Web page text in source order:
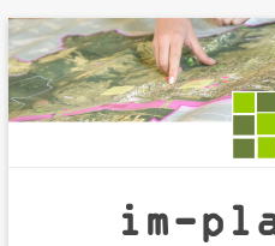
Zum
Inhalt
springen
im-